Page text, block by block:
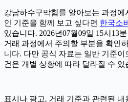
강남하수구막힘를 알아보는 과정에
인 기준을 함께 보고 싶다면 한국소
있습니다. 2026년07월09일 15시13
거래 과정에서 주의할 부분을 확인
니다. 다만 공식 자료는 일반 기준
건은 개별 상황에 따라 달라질 수 있
표시나 광고, 거래 기준과 관련된 내